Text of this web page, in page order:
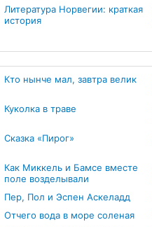
Литература Норвегии: краткая
история
Кто нынче мал, завтра велик
Куколка в траве
Сказка «Пирог»
Как Миккель и Бамсе вместе
поле возделывали
Пер, Пол и Эспен Аскеладд
Отчего вода в море соленая